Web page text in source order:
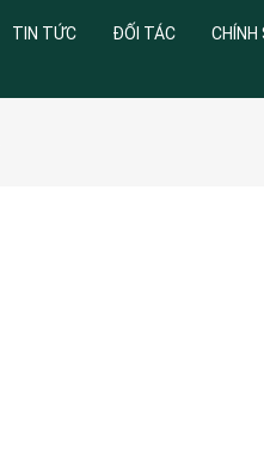
TIN TỨC ĐỐI TÁC CHÍNH